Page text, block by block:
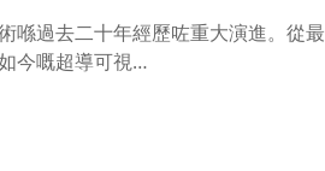
喺過去二十年經歷咗重大演進。從最
今嘅超導可視…